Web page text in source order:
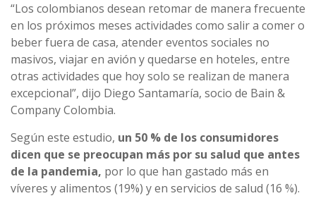
“Los colombianos desean retomar de manera frecuente
en los próximos meses actividades como salir a comer o
beber fuera de casa, atender eventos sociales no
masivos, viajar en avión y quedarse en hoteles, entre
otras actividades que hoy solo se realizan de manera
excepcional”, dijo Diego Santamaría, socio de Bain &
Company Colombia.
Según este estudio, un 50 % de los consumidores
dicen que se preocupan más por su salud que antes
de la pandemia, por lo que han gastado más en
víveres y alimentos (19%) y en servicios de salud (16 %).